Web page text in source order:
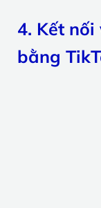
4. Kết nối
bằng